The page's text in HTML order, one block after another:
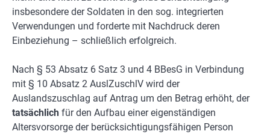
insbesondere der Soldaten in den sog. integrierten
Verwendungen und forderte mit Nachdruck deren
Einbeziehung – schließlich erfolgreich.
Nach § 53 Absatz 6 Satz 3 und 4 BBesG in Verbindung
mit § 10 Absatz 2 AuslZuschlV wird der
Auslandszuschlag auf Antrag um den Betrag erhöht, der
tatsächlich für den Aufbau einer eigenständigen
Altersvorsorge der berücksichtigungsfähigen Person